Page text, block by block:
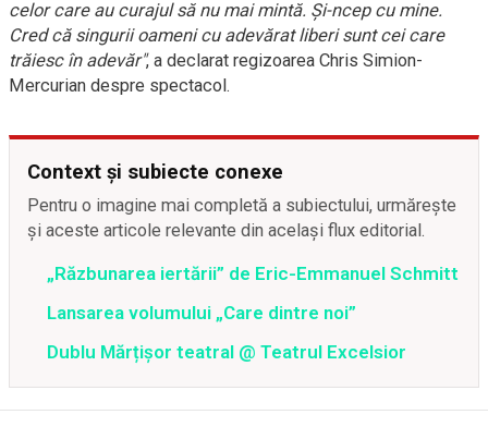
celor care au curajul să nu mai mintă. Și-ncep cu mine.
Cred că singurii oameni cu adevărat liberi sunt cei care
trăiesc în adevăr", a declarat regizoarea Chris Simion-
Mercurian despre spectacol.
Context și subiecte conexe
Pentru o imagine mai completă a subiectului, urmărește
și aceste articole relevante din același flux editorial.
„Răzbunarea iertării” de Eric-Emmanuel Schmitt
Lansarea volumului „Care dintre noi”
Dublu Mărțișor teatral @ Teatrul Excelsior